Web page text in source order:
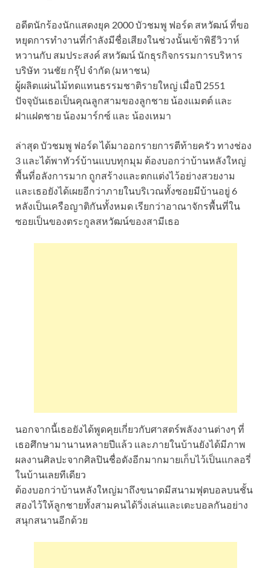
อดีตนักร้องนักแสดงยุค 2000 บัวชมพู ฟอร์ด สหวัฒน์ ที่ขอ
หยุดการทำงานที่กำลังมีชื่อเสียงในช่วงนั้นเข้าพิธีวิวาห์
หวานกับ สมประสงค์ สหวัฒน์ นักธุรกิจกรรมการบริหาร
บริษัท วนชัย กรุ๊ป จำกัด (มหาชน)
ผู้ผลิตแผ่นไม้ทดแทนธรรมชาติรายใหญ่ เมื่อปี 2551
ปัจจุบันเธอเป็นคุณลูกสามของลูกชาย น้องแมตต์ และ
ฝาแฝดชาย น้องมาร์กซ์ และ น้องเหมา
ล่าสุด บัวชมพู ฟอร์ด ได้มาออกรายการตีท้ายครัว ทางช่อง
3 และได้พาทัวร์บ้านแบบทุกมุม ต้องบอกว่าบ้านหลังใหญ่
พื้นที่อลังการมาก ถูกสร้างและตกแต่งไว้อย่างสวยงาม
และเธอยังได้เผยอีกว่าภายในบริเวณทั้งซอยมีบ้านอยู่ 6
หลังเป็นเครือญาติกันทั้งหมด เรียกว่าอาณาจักรพื้นที่ใน
ซอยเป็นของตระกูลสหวัฒน์ของสามีเธอ
นอกจากนี้เธอยังได้พูดคุยเกี่ยวกับศาสตร์พลังงานต่างๆ ที่
เธอศึกษามานานหลายปีแล้ว และภายในบ้านยังได้มีภาพ
ผลงานศิลปะจากศิลปินชื่อดังอีกมากมายเก็บไว้เป็นแกลอรี่
ในบ้านเลยทีเดียว
ต้องบอกว่าบ้านหลังใหญ่มาถึงขนาดมีสนามฟุตบอลบนชั้น
สองไว้ให้ลูกชายทั้งสามคนได้วิ่งเล่นและเตะบอลกันอย่าง
สนุกสนานอีกด้วย